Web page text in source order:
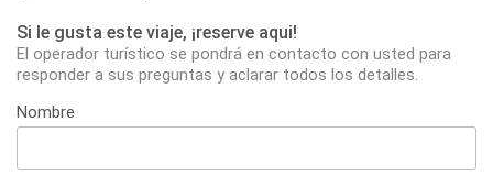
Si le gusta este viaje, ¡reserve aqui!
El operador turístico se pondrá en contacto con usted para
responder a sus preguntas y aclarar todos los detalles.
Nombre